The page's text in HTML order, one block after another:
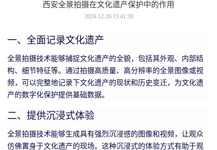
西安全景拍摄在文化遗产保护中的作用
2024-12-26 15:41:38
一、全面记录文化遗产
全景拍摄技术能够捕捉文化遗产的全貌，包括其外观、内部结
构、细节特征等。通过拍摄高质量、高分辨率的全景图像或视
频，可以完整地记录下文化遗产的现状和历史变迁，为文化遗
产的数字化保护提供基础数据。
二、提供沉浸式体验
全景拍摄技术能够生成具有强烈沉浸感的图像和视频，让观众
仿佛置身于文化遗产的现场。这种沉浸式的体验方式有助于观